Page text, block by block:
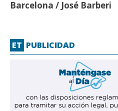
Barcelona / José Barberi
ET PUBLICIDAD